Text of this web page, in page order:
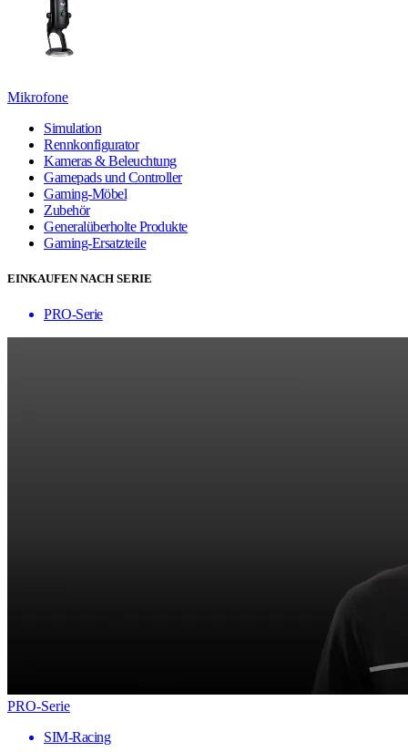
Mikrofone
Simulation
Rennkonfigurator
Kameras & Beleuchtung
Gamepads und Controller
Gaming-Möbel
Zubehör
Generalüberholte Produkte
Gaming-Ersatzteile
EINKAUFEN NACH SERIE
PRO-Serie
PRO-Serie
SIM-Racing